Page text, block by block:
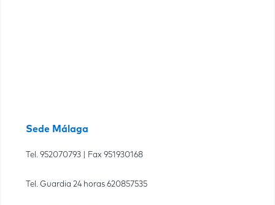
Sede Málaga
Tel. 952070793 | Fax 951930168
Tel. Guardia 24 horas 620857535